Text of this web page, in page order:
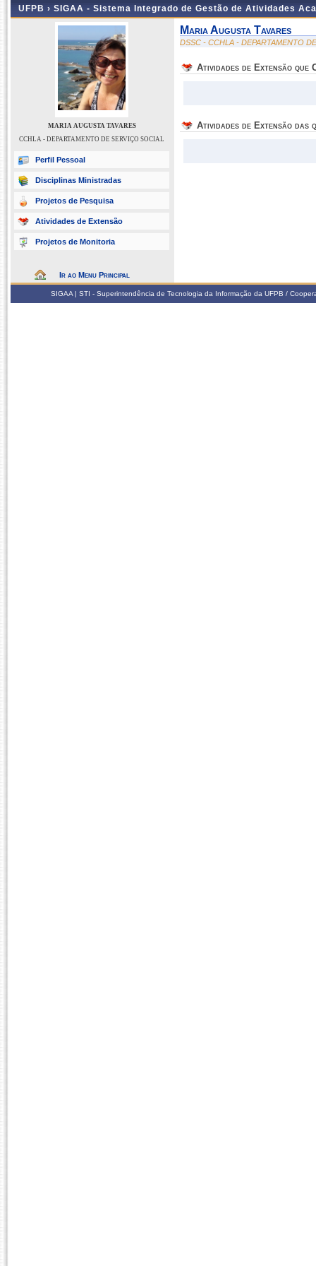
UFPB › SIGAA - Sistema Integrado de Gestão de Atividades
MARIA AUGUSTA TAVARES
CCHLA - DEPARTAMENTO DE SERVIÇO SOCIAL
Perfil Pessoal
Disciplinas Ministradas
Projetos de Pesquisa
Atividades de Extensão
Projetos de Monitoria
Ir ao Menu Principal
Maria Augusta Tavares
DSSC - CCHLA - DEPARTAMENTO
Atividades de Extensão que
Atividades de Extensão das
SIGAA | STI - Superintendência de Tecnologia da Informação da UFPB /